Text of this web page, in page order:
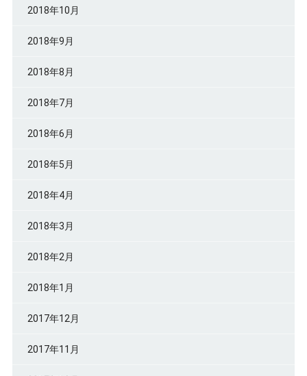
2018年10月
2018年9月
2018年8月
2018年7月
2018年6月
2018年5月
2018年4月
2018年3月
2018年2月
2018年1月
2017年12月
2017年11月